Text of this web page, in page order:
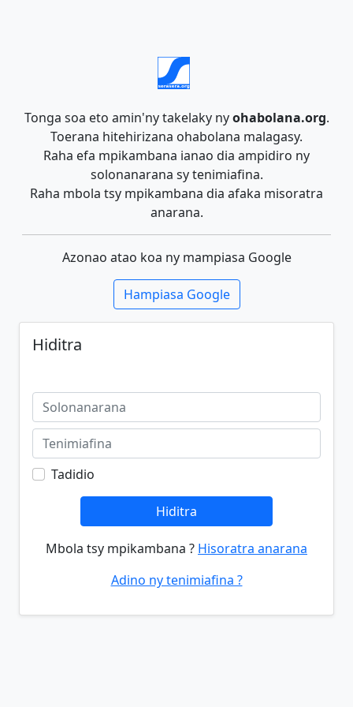
Tonga soa eto amin'ny takelaky nyohabolana.org.
Toerana hitehirizana ohabolana malagasy.
Raha efa mpikambana ianao dia ampidiro ny
solonanarana sy tenimiafina.
Raha mbola tsy mpikambana dia afaka misoratra
anarana.
Azonao atao koa ny mampiasa Google
Hampiasa Google
Hiditra
Tadidio
Hiditra
Mbola tsy mpikambana ? Hisoratra anarana
Adino ny tenimiafina ?